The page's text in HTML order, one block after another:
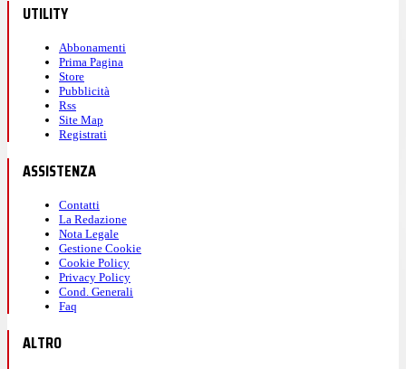
UTILITY
Abbonamenti
Prima Pagina
Store
Pubblicità
Rss
Site Map
Registrati
ASSISTENZA
Contatti
La Redazione
Nota Legale
Gestione Cookie
Cookie Policy
Privacy Policy
Cond. Generali
Faq
ALTRO